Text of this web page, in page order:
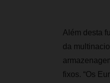
Além desta
da
fixos. “Os